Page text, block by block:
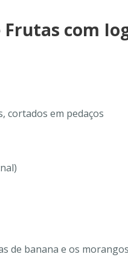
Frutas com
cortados em pedaços
de banana e os